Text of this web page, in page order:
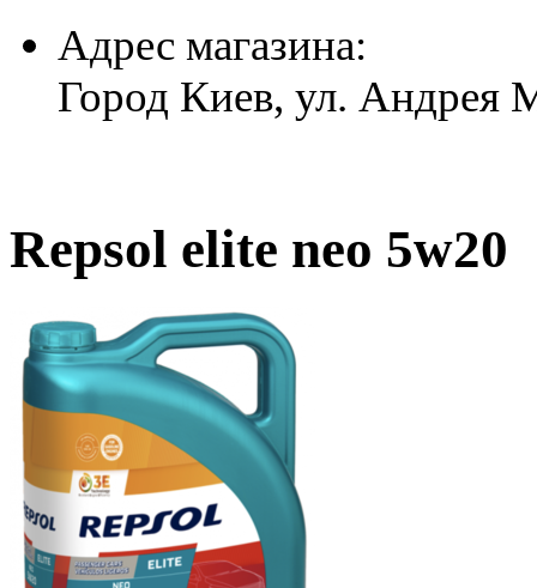
Адрес магазина:
Город Киев, ул. Андрея
Repsol elite neo 5w20